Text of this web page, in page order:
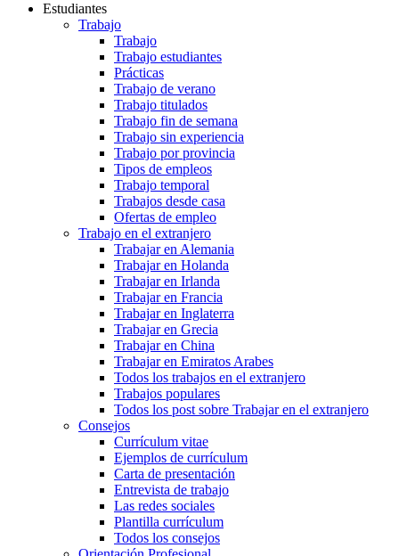
Estudiantes
Trabajo
Trabajo
Trabajo estudiantes
Prácticas
Trabajo de verano
Trabajo titulados
Trabajo fin de semana
Trabajo sin experiencia
Trabajo por provincia
Tipos de empleos
Trabajo temporal
Trabajos desde casa
Ofertas de empleo
Trabajo en el extranjero
Trabajar en Alemania
Trabajar en Holanda
Trabajar en Irlanda
Trabajar en Francia
Trabajar en Inglaterra
Trabajar en Grecia
Trabajar en China
Trabajar en Emiratos Arabes
Todos los trabajos en el extranjero
Trabajos populares
Todos los post sobre Trabajar en el extranjero
Consejos
Currículum vitae
Ejemplos de currículum
Carta de presentación
Entrevista de trabajo
Las redes sociales
Plantilla currículum
Todos los consejos